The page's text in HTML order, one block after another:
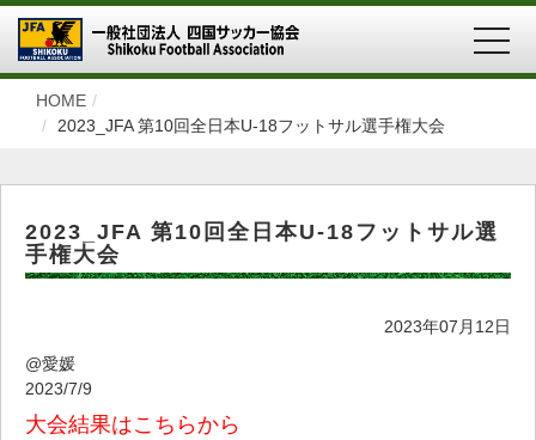
HOME
2023_JFA 第10回全日本U-18フットサル選手権大会
2023_JFA 第10回全日本U-18フットサル選
手権大会
2023年07月12日
@愛媛
2023/7/9
大会結果はこちらから